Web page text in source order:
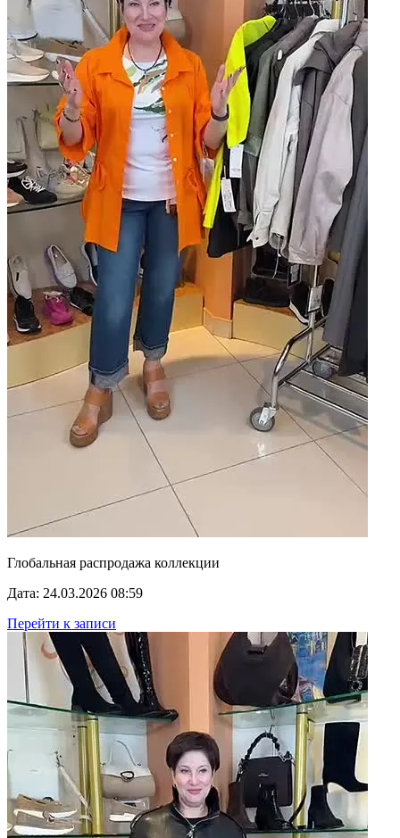
Глобальная распродажа коллекции
Дата: 24.03.2026 08:59
Перейти к записи